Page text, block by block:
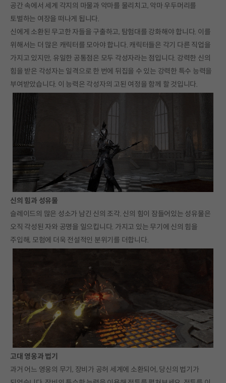
공간 속에서 세계 각지의 마물과 악마를 물리치고, 악마 우두머리를
토벌하는 여장을 떠나게 됩니다.
신에게 소환된 무고한 자들을 구출하고, 탐험대를 강화해야 합니다. 이를
위해서는 더 많은 캐릭터를 모아야 합니다. 캐릭터들은 각기 다른 직업을
가지고 있지만, 유일한 공통점은 모두 각성자라는 점입니다. 강력한 신의
힘을 받은 각성자는 일격으로 한 번에 뒤집을 수 있는 강력한 특수 능력을
부여받았습니다. 이 능력은 각성자의 고된 여정을 함께 할 것입니다.
신의 힘과 성유물
슬레이드의 많은 성소가 남긴 신의 조각. 신의 힘이 잠들어있는 성유물은
오직 각성된 자와 공명을 일으킵니다. 가지고 있는 무기에 신의 힘을
주입해, 모험에 더욱 전설적인 분위기를 더합니다.
고대 영웅과 법기
과거 어느 영웅의 무기, 장비가 공허 세계에 소환되어, 당신의 법기가